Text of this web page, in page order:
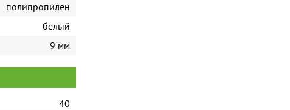
полипропилен
белый
9 мм
40